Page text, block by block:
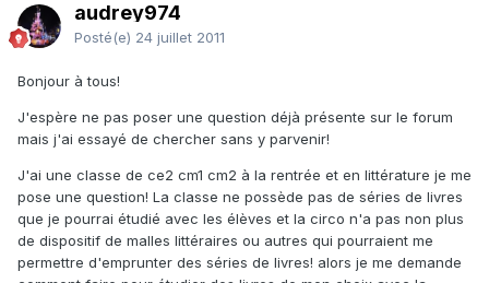
audrey974
Posté(e) 24 juillet 2011
Bonjour à tous!
J'espère ne pas poser une question déjà présente sur le forum
mais j'ai essayé de chercher sans y parvenir!
J'ai une classe de ce2 cm1 cm2 à la rentrée et en littérature je me
pose une question! La classe ne possède pas de séries de livres
que je pourrai étudié avec les élèves et la circo n'a pas non plus
de dispositif de malles littéraires ou autres qui pourraient me
permettre d'emprunter des séries de livres! alors je me demande